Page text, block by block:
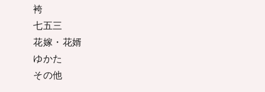
袴
七五三
花嫁・花婿
ゆかた
その他